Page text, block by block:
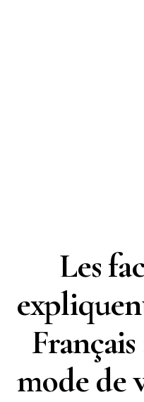
Les
mode de